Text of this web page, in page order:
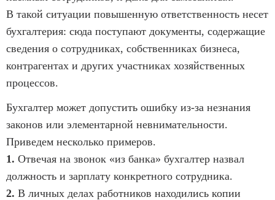
В такой ситуации повышенную ответственность несет
бухгалтерия: сюда поступают документы, содержащие
сведения о сотрудниках, собственниках бизнеса,
контрагентах и других участниках хозяйственных
процессов.
Бухгалтер может допустить ошибку из-за незнания
законов или элементарной невнимательности.
Приведем несколько примеров.
1. Отвечая на звонок «из банка» бухгалтер назвал
должность и зарплату конкретного сотрудника.
2. В личных делах работников находились копии